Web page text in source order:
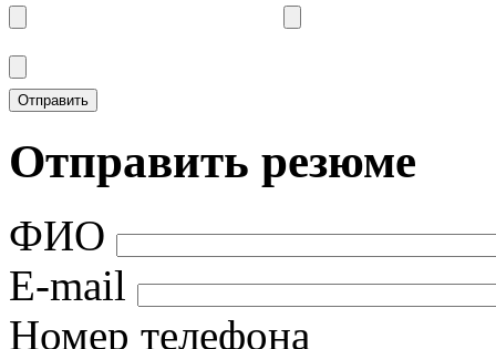
Отправить резюме
ФИО
E-mail
Номер телефона